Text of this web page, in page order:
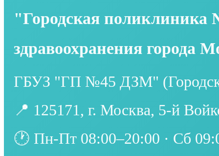
"Городская поликлиника
здравоохранения города
ГБУЗ "ГП №45 ДЗМ"
📍 125171, г. Москва, 5-й
🕐 Пн-Пт 08:00–20:00 · Сб